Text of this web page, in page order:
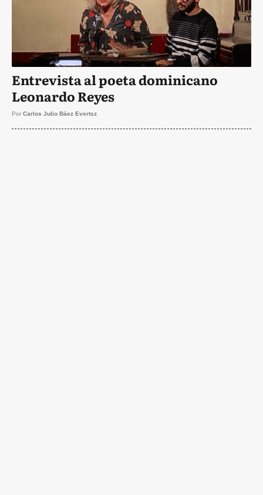
Entrevista al poeta dominicano
Leonardo Reyes
Por Carlos Julio Báez Evertsz